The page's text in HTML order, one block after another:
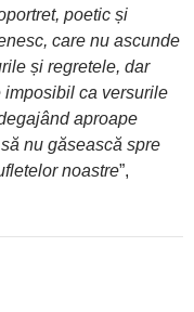
poetic și
care nu ascunde
și regretele, dar
imposibil ca versurile
aproape
nu găsească spre
noastre”,